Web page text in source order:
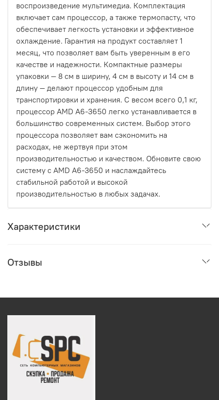
воспроизведение мультимедиа. Комплектация
включает сам процессор, а также термопасту, что
обеспечивает легкость установки и эффективное
охлаждение. Гарантия на продукт составляет 1
месяц, что позволяет вам быть уверенным в его
качестве и надежности. Компактные размеры
упаковки — 8 см в ширину, 4 см в высоту и 14 см в
длину — делают процессор удобным для
транспортировки и хранения. С весом всего 0,1 кг,
процессор AMD A6-3650 легко устанавливается в
большинство современных систем. Выбор этого
процессора позволяет вам сэкономить на
расходах, не жертвуя при этом
производительностью и качеством. Обновите свою
систему с AMD A6-3650 и наслаждайтесь
стабильной работой и высокой
производительностью в любых задачах.
Характеристики
Отзывы